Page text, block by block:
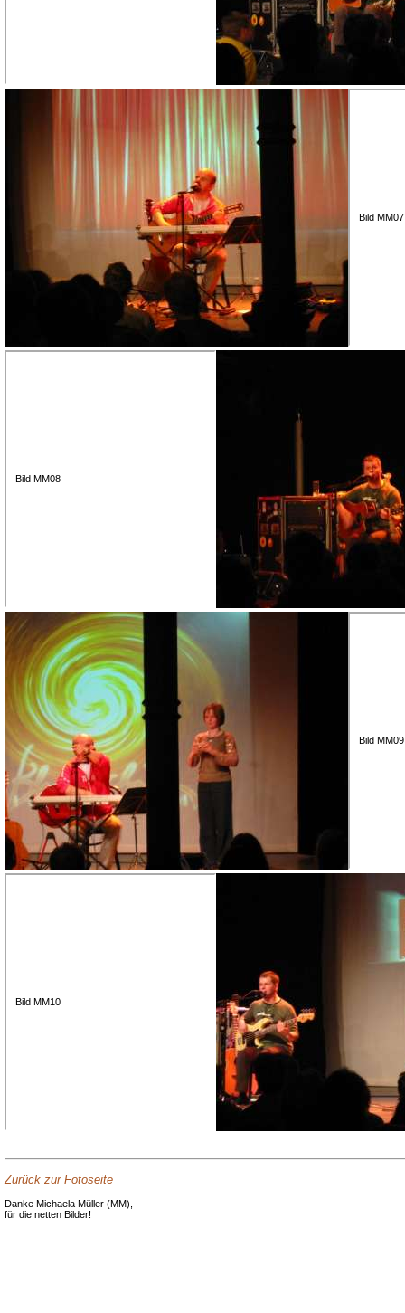
Bild MM07
Bild MM08
Bild MM09
Bild MM10
Zurück zur Fotoseite
Danke Michaela Müller (MM),
für die netten Bilder!